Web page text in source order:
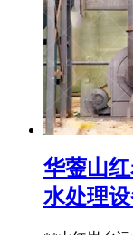
华蓥山
水处理